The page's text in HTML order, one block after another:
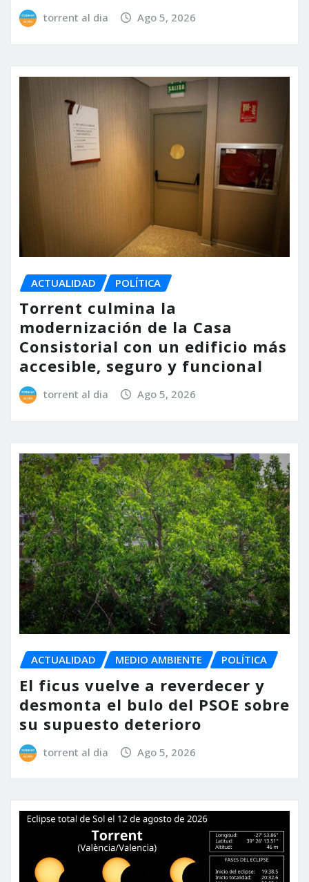
torrent al dia Ago 5, 2026
ACTUALIDAD POLÍTICA
Torrent culmina la
modernización de la Casa
Consistorial con un edificio más
accesible, seguro y funcional
torrent al dia Ago 5, 2026
ACTUALIDAD MEDIO AMBIENTE POLÍTICA
El ficus vuelve a reverdecer y
desmonta el bulo del PSOE sobre
su supuesto deterioro
torrent al dia Ago 5, 2026